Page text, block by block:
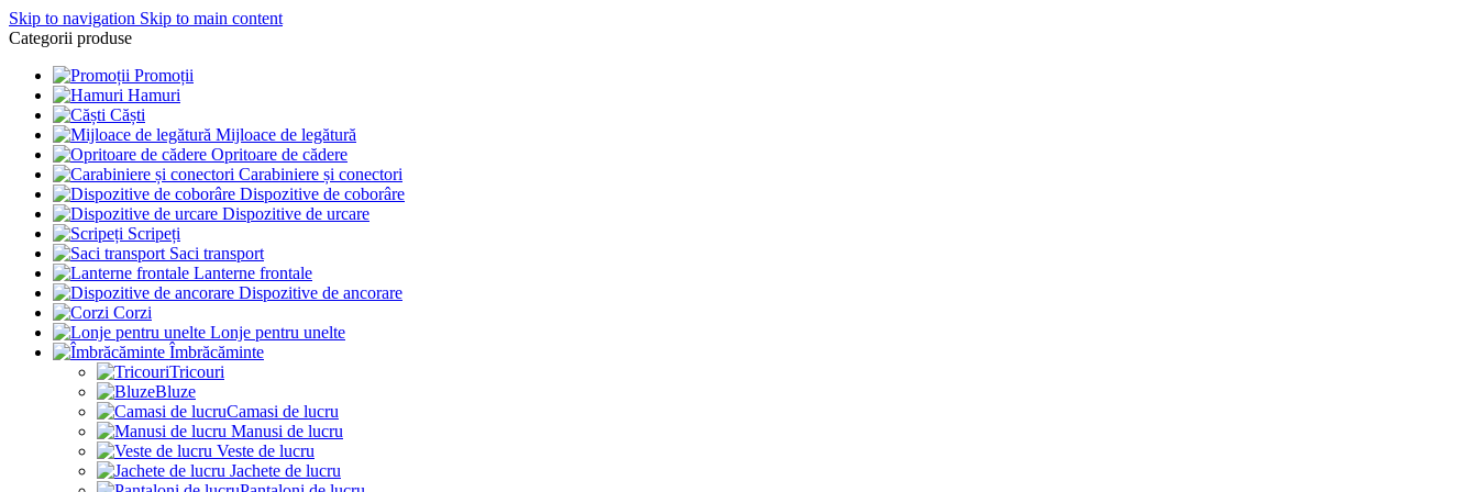
Skip to navigation Skip to main content
Categorii produse
Promoții
Hamuri
Căști
Mijloace de legătură
Opritoare de cădere
Carabiniere și conectori
Dispozitive de coborâre
Dispozitive de urcare
Scripeți
Saci transport
Lanterne frontale
Dispozitive de ancorare
Corzi
Lonje pentru unelte
Îmbrăcăminte
Tricouri
Bluze
Camasi de lucru
Manusi de lucru
Veste de lucru
Jachete de lucru